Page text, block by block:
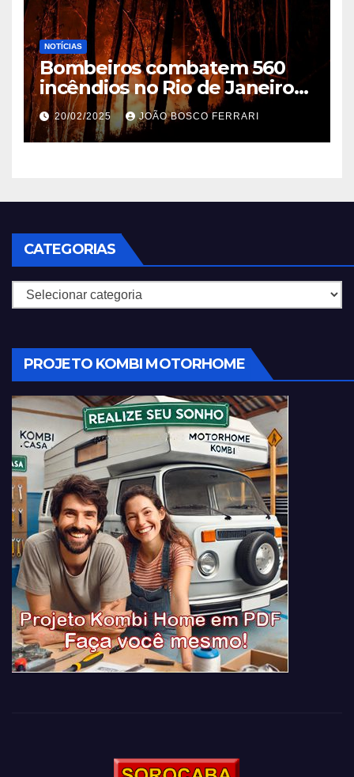
NOTÍCIAS
Bombeiros combatem 560
incêndios no Rio de Janeiro
em 2025
20/02/2025 JOÃO BOSCO FERRARI
CATEGORIAS
Categorias
PROJETO KOMBI MOTORHOME